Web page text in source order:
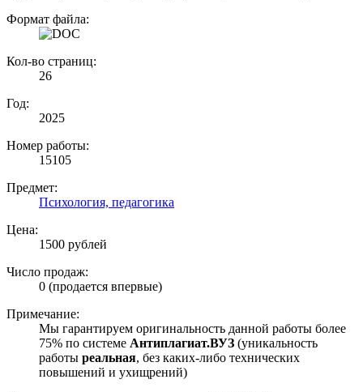
Формат файла:
Кол-во страниц:
26
Год:
2025
Номер работы:
15105
Предмет:
Психология, педагогика
Цена:
1500 рублей
Число продаж:
0 (продается впервые)
Примечание:
Мы гарантируем оригинальность данной работы более
75% по системе Антиплагиат.ВУЗ (уникальность
работы реальная, без каких-либо технических
повышений и ухищрений)